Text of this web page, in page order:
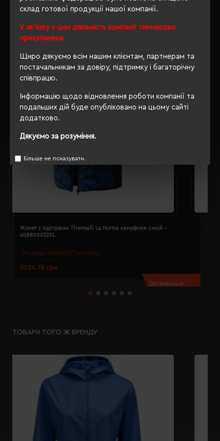
склад готової продукції нашої компанії.
У зв'язку з цим діяльність компанії тимчасово
призупинена.
Щиро дякуємо всім нашим клієнтам, партнерам та
постачальникам за довіру, підтримку і багаторічну
співпрацю.
Інформацію щодо відновлення роботи компанії та
подальших дій буде опубліковано на цьому сайті
додатково.
Дякуємо за розуміння.
Більше не показувати.
Модель: 408800(Thermalli)
Жилет з підігрівом Thermalli La Norma камуфляж синій -
408800032XL
3554.78 грн
Детальніше...
ТОВАРИ ТОГО Ж БРЕНДУ